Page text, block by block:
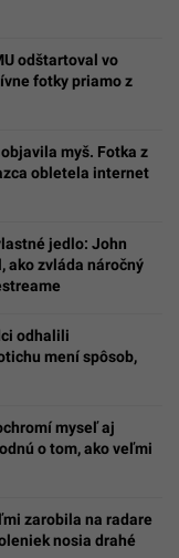
odštartoval vo
fotky priamo z
myš. Fotka z
obletela internet
jedlo: John
ako zvláda náročný
odhalili
mení spôsob,
myseľ aj
o tom, ako veľmi
zarobila na radare
nosia drahé